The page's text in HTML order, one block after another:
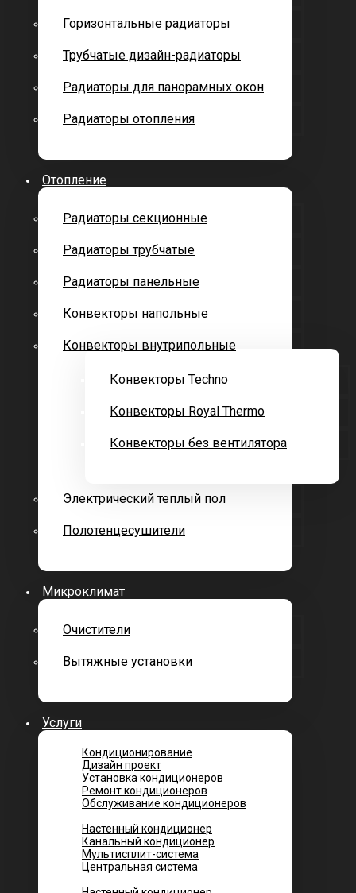
Горизонтальные радиаторы
Трубчатые дизайн-радиаторы
Радиаторы для панорамных окон
Радиаторы отопления
Отопление
Радиаторы секционные
Радиаторы трубчатые
Радиаторы панельные
Конвекторы напольные
Конвекторы внутрипольные
Конвекторы Techno
Конвекторы Royal Thermo
Конвекторы без вентилятора
Электрический теплый пол
Полотенцесушители
Микроклимат
Очистители
Вытяжные установки
Услуги
Кондиционирование
Дизайн проект
Установка кондиционеров
Ремонт кондиционеров
Обслуживание кондиционеров
Настенный кондиционер
Канальный кондиционер
Мультисплит-система
Центральная система